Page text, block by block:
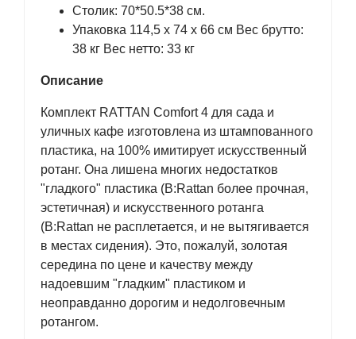
Столик: 70*50.5*38 см.
Упаковка 114,5 х 74 х 66 см Вес брутто:
38 кг Вес нетто: 33 кг
Описание
Комплект RATTAN Comfort 4 для сада и
уличных кафе изготовлена из штампованного
пластика, на 100% имитирует искусственный
ротанг. Она лишена многих недостатков
"гладкого" пластика (B:Rattan более прочная,
эстетичная) и искусственного ротанга
(B:Rattan не расплетается, и не вытягивается
в местах сидения). Это, пожалуй, золотая
середина по цене и качеству между
надоевшим "гладким" пластиком и
неоправданно дорогим и недолговечным
ротангом.